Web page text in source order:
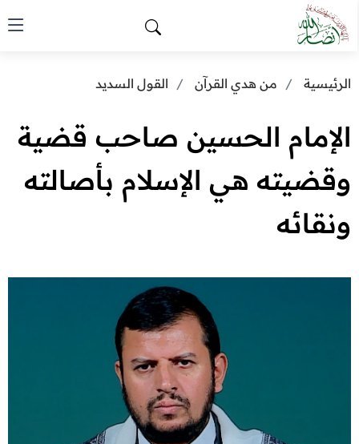
الرئيسية من هدي القرآن القول السديد
الإمام الحسين صاحب قضية
وقضيته هي الإسلام بأصالته
ونقائه